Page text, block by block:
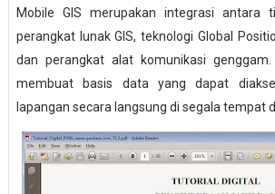
Mobile GIS merupakan integrasi antara
perangkat lunak GIS, teknologi Global
dan perangkat alat komunikasi
membuat basis data yang dapat
lapangan secara langsung di segala tempat